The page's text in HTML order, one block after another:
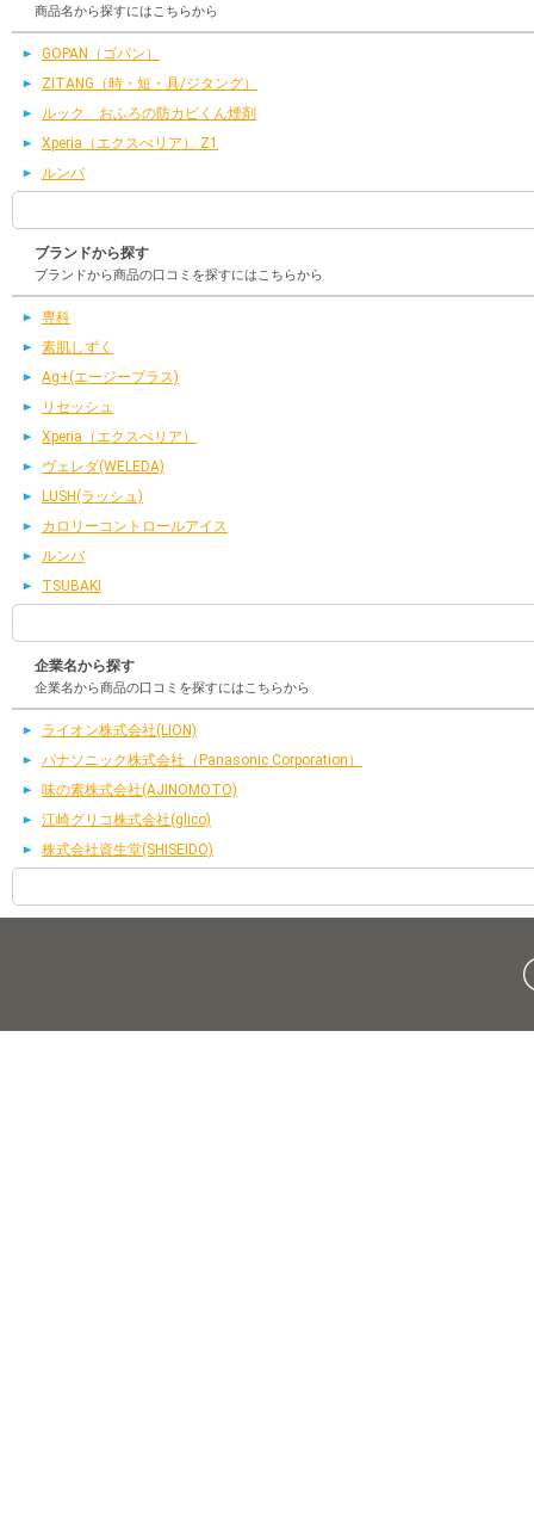
商品名から探すにはこちらから
GOPAN（ゴパン）
ZITANG（時・短・具/ジタング）
ルック おふろの防カビくん煙剤
Xperia（エクスぺリア） Z1
ルンバ
ブランドから探す
ブランドから商品の口コミを探すにはこちらから
専科
素肌しずく
Ag+(エージープラス)
リセッシュ
Xperia（エクスぺリア）
ヴェレダ(WELEDA)
LUSH(ラッシュ)
カロリーコントロールアイス
ルンバ
TSUBAKI
企業名から探す
企業名から商品の口コミを探すにはこちらから
ライオン株式会社(LION)
パナソニック株式会社（Panasonic Corporation）
味の素株式会社(AJINOMOTO)
江崎グリコ株式会社(glico)
株式会社資生堂(SHISEIDO)